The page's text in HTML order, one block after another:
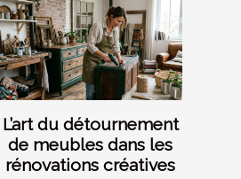
L’art du détournement
de meubles dans les
rénovations créatives